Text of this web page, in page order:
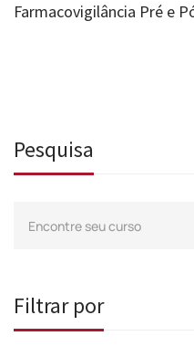
Farmacovigilância Pré e
Pesquisa
Filtrar por